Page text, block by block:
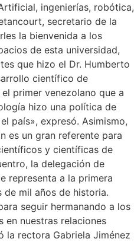
ingenierías, robótica,
secretario de la
la bienvenida a los
de esta universidad,
que hizo el Dr. Humberto
científico de
primer venezolano que a
hizo una política de
país», expresó. Asimismo,
es un gran referente para
y científicas de
la delegación de
representa a la primera
de mil años de historia.
seguir hermanando a los
en nuestras relaciones
la rectora Gabriela Jiménez